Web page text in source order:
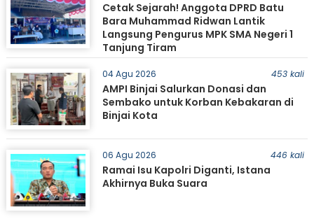
Cetak Sejarah! Anggota DPRD Batu
Bara Muhammad Ridwan Lantik
Langsung Pengurus MPK SMA Negeri 1
Tanjung Tiram
04 Agu 2026 453 kali
AMPI Binjai Salurkan Donasi dan
Sembako untuk Korban Kebakaran di
Binjai Kota
06 Agu 2026 446 kali
Ramai Isu Kapolri Diganti, Istana
Akhirnya Buka Suara